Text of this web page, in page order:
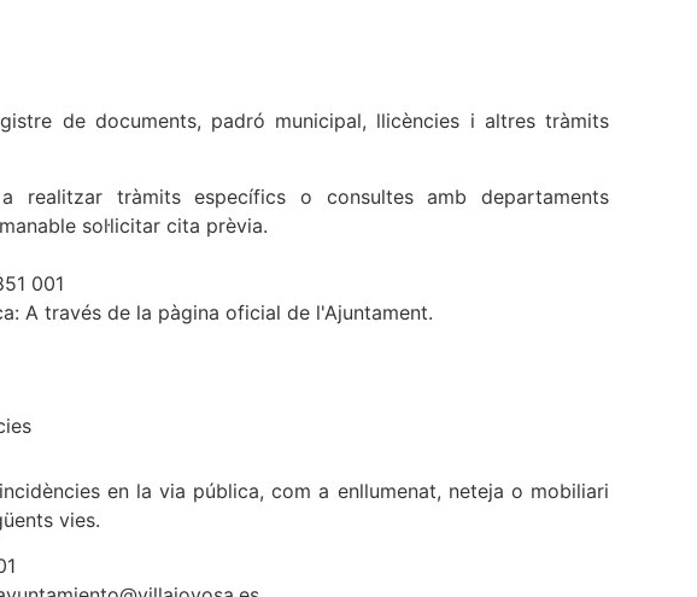
de documents, padró municipal, llicències i altres tràmits
realitzar tràmits específics o consultes amb departaments
sol·licitar cita prèvia.
001
A través de la pàgina oficial de l'Ajuntament.
en la via pública, com a enllumenat, neteja o mobiliari
vies.